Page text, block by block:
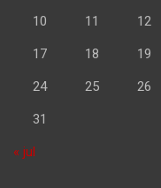
10 11 12
17 18 19
24 25 26
31
« jul